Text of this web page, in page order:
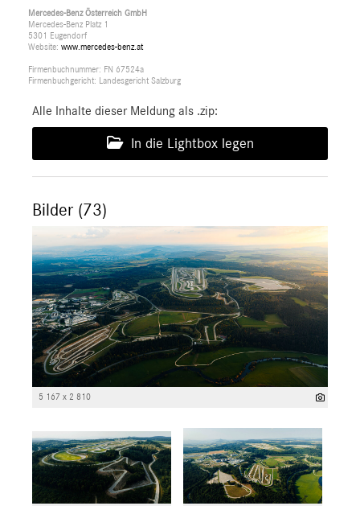
Mercedes-Benz Österreich GmbH
Mercedes-Benz Platz 1
5301 Eugendorf
Website: www.mercedes-benz.at
Firmenbuchnummer: FN 67524a
Firmenbuchgericht: Landesgericht Salzburg
Alle Inhalte dieser Meldung als .zip:
In die Lightbox legen
Bilder (73)
5 167 x 2 810